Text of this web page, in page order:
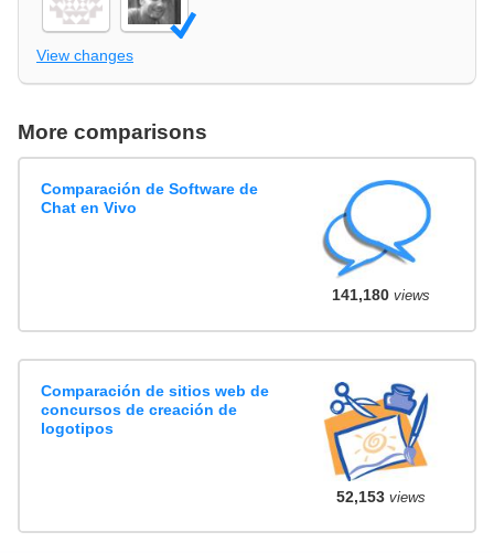
View changes
More comparisons
Comparación de Software de
Chat en Vivo
141,180views
Comparación de sitios web de
concursos de creación de
logotipos
52,153views